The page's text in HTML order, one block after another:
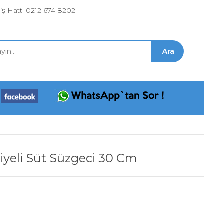
Hattı 0212 674 8202
Süt Süzgeci 30 Cm